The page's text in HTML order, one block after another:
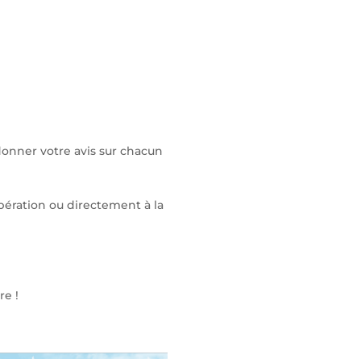
votre avis sur chacun
ou directement à la
!